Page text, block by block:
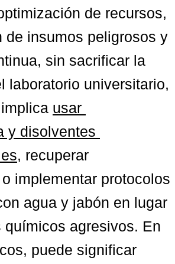
de recursos,
de insumos peligrosos y
sin sacrificar la
laboratorio universitario,
usar
y disolventes
, recuperar
implementar protocolos
agua y jabón en lugar
químicos agresivos. En
puede significar